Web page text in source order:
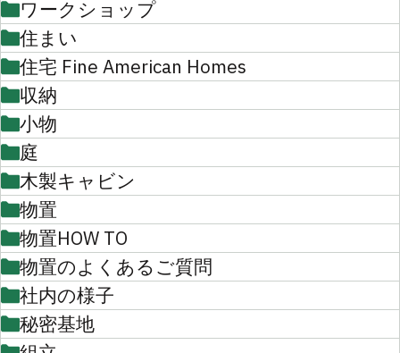
ワークショップ
住まい
住宅 Fine American Homes
収納
小物
庭
木製キャビン
物置
物置HOW TO
物置のよくあるご質問
社内の様子
秘密基地